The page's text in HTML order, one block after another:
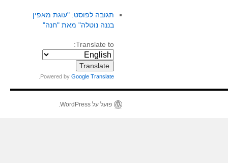
תגובה לפוסט: "עוגת מאפין
בננה נוטלה" מאת "חנה"
Translate to:
Powered byGoogle Translate
פועל על WordPress.